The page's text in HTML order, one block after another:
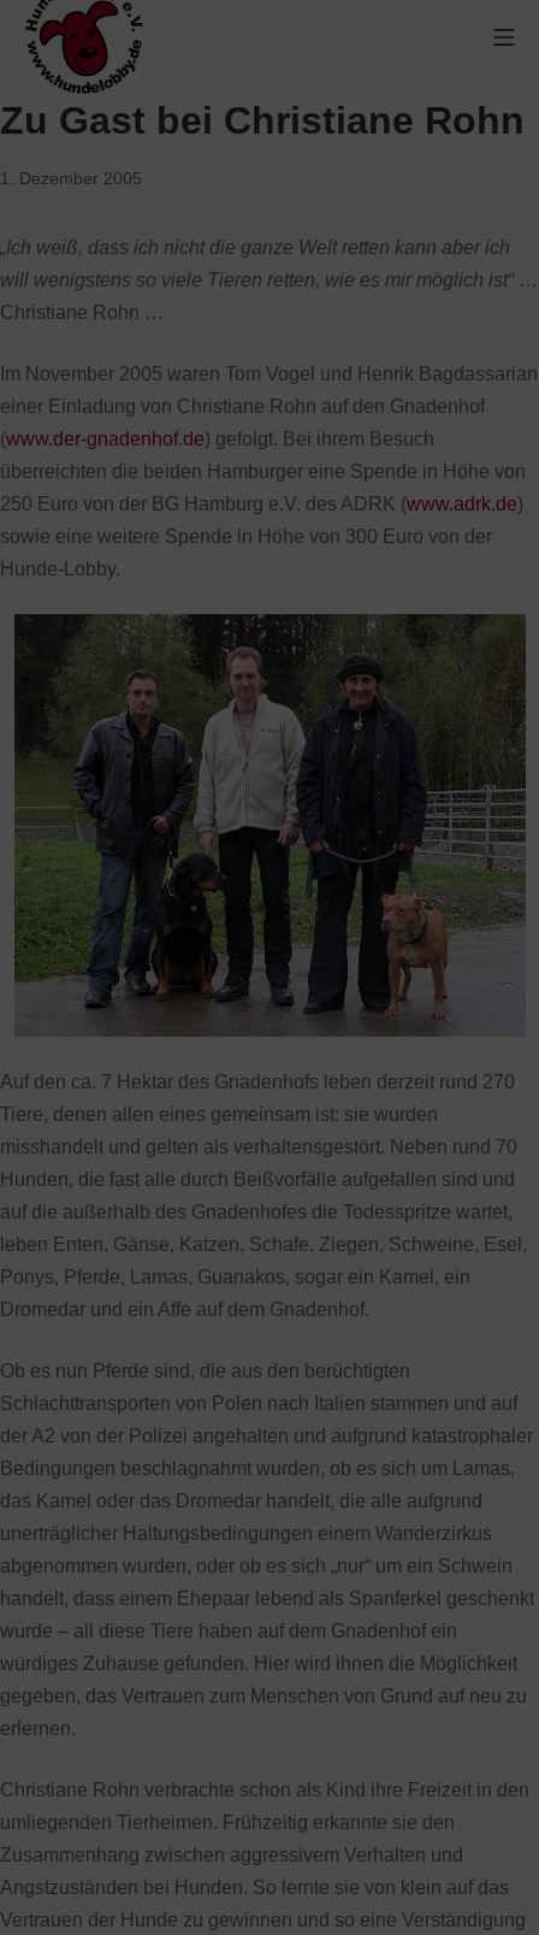
Zu Gast bei Christiane Rohn
1. Dezember 2005
„Ich weiß, dass ich nicht die ganze Welt retten kann aber ich
will wenigstens so viele Tieren retten, wie es mir möglich ist“…
Christiane Rohn …
Im November 2005 waren Tom Vogel und Henrik Bagdassarian
einer Einladung von Christiane Rohn auf den Gnadenhof
(www.der-gnadenhof.de) gefolgt. Bei ihrem Besuch
überreichten die beiden Hamburger eine Spende in Höhe von
250 Euro von der BG Hamburg e.V. des ADRK (www.adrk.de)
sowie eine weitere Spende in Höhe von 300 Euro von der
Hunde-Lobby.
Auf den ca. 7 Hektar des Gnadenhofs leben derzeit rund 270
Tiere, denen allen eines gemeinsam ist: sie wurden
misshandelt und gelten als verhaltensgestört. Neben rund 70
Hunden, die fast alle durch Beißvorfälle aufgefallen sind und
auf die außerhalb des Gnadenhofes die Todesspritze wartet,
leben Enten, Gänse, Katzen, Schafe, Ziegen, Schweine, Esel,
Ponys, Pferde, Lamas, Guanakos, sogar ein Kamel, ein
Dromedar und ein Affe auf dem Gnadenhof.
Ob es nun Pferde sind, die aus den berüchtigten
Schlachttransporten von Polen nach Italien stammen und auf
der A2 von der Polizei angehalten und aufgrund katastrophaler
Bedingungen beschlagnahmt wurden, ob es sich um Lamas,
das Kamel oder das Dromedar handelt, die alle aufgrund
unerträglicher Haltungsbedingungen einem Wanderzirkus
abgenommen wurden, oder ob es sich „nur“ um ein Schwein
handelt, dass einem Ehepaar lebend als Spanferkel geschenkt
wurde – all diese Tiere haben auf dem Gnadenhof ein
würdiges Zuhause gefunden. Hier wird ihnen die Möglichkeit
gegeben, das Vertrauen zum Menschen von Grund auf neu zu
erlernen.
Christiane Rohn verbrachte schon als Kind ihre Freizeit in den
umliegenden Tierheimen. Frühzeitig erkannte sie den
Zusammenhang zwischen aggressivem Verhalten und
Angstzuständen bei Hunden. So lernte sie von klein auf das
Vertrauen der Hunde zu gewinnen und so eine Verständigung